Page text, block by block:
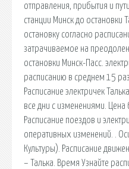
отправления, прибытия и
станции Минск до остановки
остановку согласно
затрачиваемое на
остановки Минск-Пасс.
расписанию в среднем 15
Расписание электричек
все дни с изменениями. Цена
Расписание поездов и
оперативных изменений. .
Культуры). Расписание
– Талька. Время Узнайте